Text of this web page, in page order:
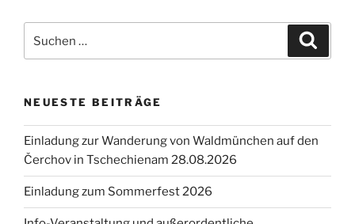
Ostergrüsse“
nach:
NEUESTE BEITRÄGE
Einladung zur Wanderung von Waldmünchen auf den
Čerchov in Tschechienam 28.08.2026
Einladung zum Sommerfest 2026